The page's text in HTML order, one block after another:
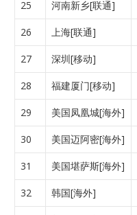
25 河南新乡[联通]
26 上海[联通]
27 深圳[移动]
28 福建厦门[移动]
29 美国凤凰城[海外]
30 美国迈阿密[海外]
31 美国堪萨斯[海外]
32 韩国[海外]